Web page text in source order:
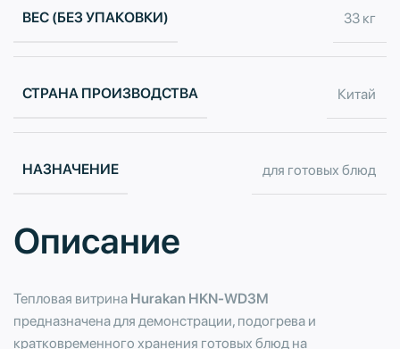
Описание
Тепловая витрина Hurakan HKN-WD3M
предназначена для демонстрации, подогрева и
кратковременного хранения готовых блюд на
ВЕС (БЕЗ УПАКОВКИ) 33 кг
СТРАНА ПРОИЗВОДСТВА Китай
НАЗНАЧЕНИЕ для готовых блюд